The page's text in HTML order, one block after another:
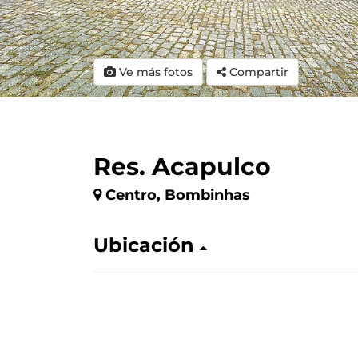
Ve más fotos Compartir
Res. Acapulco
Centro, Bombinhas
Ubicación